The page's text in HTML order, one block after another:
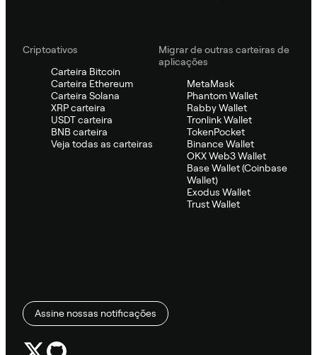
Criptoativos
Carteira Bitcoin
Carteira Ethereum
Carteira Solana
XRP carteira
USDT carteira
BNB carteira
Veja todas as carteiras
Migrar de outras carteiras de
aplicações
MetaMask
Phantom Wallet
Rabby Wallet
Tronlink Wallet
TokenPocket
Binance Wallet
OKX Web3 Wallet
Base Wallet (Coinbase
Wallet)
Exodus Wallet
Trust Wallet
Assine nossas notificações